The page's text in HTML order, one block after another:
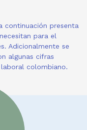
continuación presenta
para el
Adicionalmente se
algunas cifras
colombiano.